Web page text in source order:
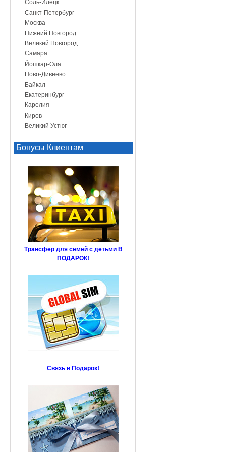
Соль-Илецк
Санкт-Петербург
Москва
Нижний Новгород
Великий Новгород
Самара
Йошкар-Ола
Ново-Дивеево
Байкал
Екатеринбург
Карелия
Киров
Великий Устюг
Бонусы Клиентам
Трансфер для семей с детьми В
ПОДАРОК!
Связь в Подарок!